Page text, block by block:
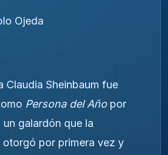
Ojeda
Claudia Sheinbaum fue
Persona del Añopor
un galardón que la
otorgó por primera vez y